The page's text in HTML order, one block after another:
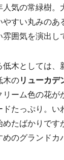
人気の常緑樹。
すい丸みのあ
囲気を演出し
木としては、
木のリューカデ
ーム色の花が
たっぷり。い
めたばかりで
のグランドカ